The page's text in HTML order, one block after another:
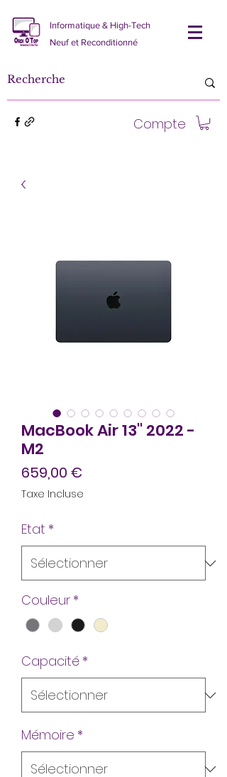
Informatique & High-Tech
Neuf et Reconditionné
Compte
MacBook Air 13'' 2022 -
M2
659,00 €
Taxe Incluse
Etat *
Couleur *
Capacité *
Mémoire *